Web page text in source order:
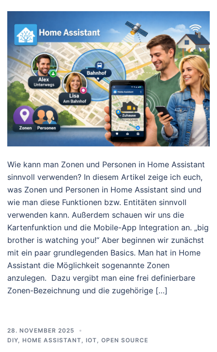
Wie kann man Zonen und Personen in Home Assistant
sinnvoll verwenden? In diesem Artikel zeige ich euch,
was Zonen und Personen in Home Assistant sind und
wie man diese Funktionen bzw. Entitäten sinnvoll
verwenden kann. Außerdem schauen wir uns die
Kartenfunktion und die Mobile-App Integration an. „big
brother is watching you!“ Aber beginnen wir zunächst
mit ein paar grundlegenden Basics. Man hat in Home
Assistant die Möglichkeit sogenannte Zonen
anzulegen. Dazu vergibt man eine frei definierbare
Zonen-Bezeichnung und die zugehörige […]
28. NOVEMBER 2025
DIY
HOME ASSISTANT IOT OPEN SOURCE